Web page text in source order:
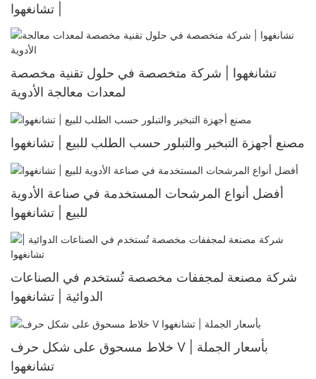
| تشانغهوا
تشانغهوا | شركة متخصصة في حلول تقنية مخصصة
لمعدات معالجة الأدوية
مصنع أجهزة التبخير والتبلور حسب الطلب للبيع | تشانغهوا
أفضل أنواع المرشحات المستخدمة في صناعة الأدوية
للبيع | تشانغهوا
شركة مصنعة لمجففات مخصصة تُستخدم في الصناعات
الدوائية | تشانغهوا
خلاط مسحوق على شكل حرف V بأسعار الجملة |
تشانغهوا